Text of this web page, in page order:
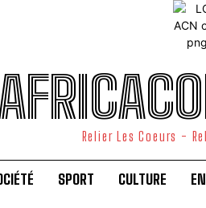
Relier Les Coeurs -
SPORT CULTURE